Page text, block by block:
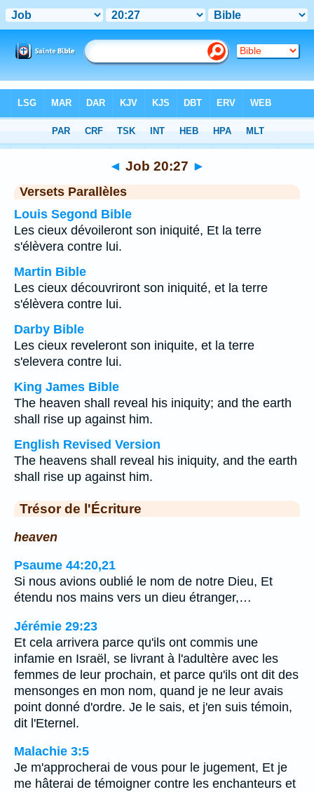
Chapitre 20 > Verset 27
◄ Job 20:27 ►
Versets Parallèles
Louis Segond Bible
Les cieux dévoileront son iniquité, Et la terre
s'élèvera contre lui.
Martin Bible
Les cieux découvriront son iniquité, et la terre
s'élèvera contre lui.
Darby Bible
Les cieux reveleront son iniquite, et la terre
s'elevera contre lui.
King James Bible
The heaven shall reveal his iniquity; and the earth
shall rise up against him.
English Revised Version
The heavens shall reveal his iniquity, and the earth
shall rise up against him.
Trésor de l'Écriture
heaven
Psaume 44:20,21
Si nous avions oublié le nom de notre Dieu, Et
étendu nos mains vers un dieu étranger,…
Jérémie 29:23
Et cela arrivera parce qu'ils ont commis une
infamie en Israël, se livrant à l'adultère avec les
femmes de leur prochain, et parce qu'ils ont dit des
mensonges en mon nom, quand je ne leur avais
point donné d'ordre. Je le sais, et j'en suis témoin,
dit l'Eternel.
Malachie 3:5
Je m'approcherai de vous pour le jugement, Et je
me hâterai de témoigner contre les enchanteurs et